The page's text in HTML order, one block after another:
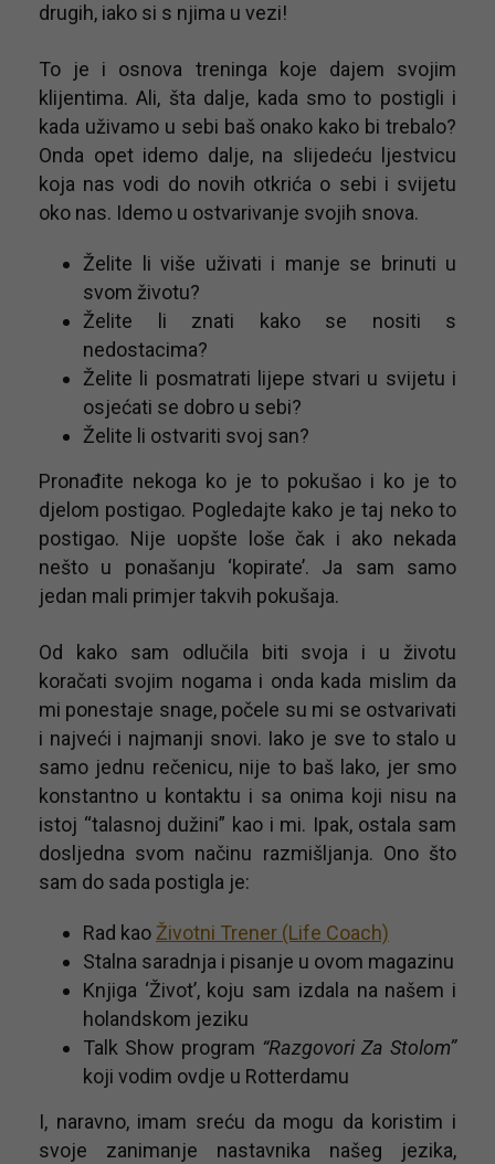
drugih, iako si s njima u vezi!
To je i osnova treninga koje dajem svojim
klijentima. Ali, šta dalje, kada smo to postigli i
kada uživamo u sebi baš onako kako bi trebalo?
Onda opet idemo dalje, na slijedeću ljestvicu
koja nas vodi do novih otkrića o sebi i svijetu
oko nas. Idemo u ostvarivanje svojih snova.
Želite li više uživati ​​i manje se brinuti u
svom životu?
Želite li znati kako se nositi s
nedostacima?
Želite li posmatrati lijepe stvari u svijetu i
osjećati se dobro u sebi?
Želite li ostvariti svoj san?
Pronađite nekoga ko je to pokušao i ko je to
djelom postigao. Pogledajte kako je taj neko to
postigao. Nije uopšte loše čak i ako nekada
nešto u ponašanju ‘kopirate’. Ja sam samo
jedan mali primjer takvih pokušaja.
Od kako sam odlučila biti svoja i u životu
koračati svojim nogama i onda kada mislim da
mi ponestaje snage, počele su mi se ostvarivati
i najveći i najmanji snovi. Iako je sve to stalo u
samo jednu rečenicu, nije to baš lako, jer smo
konstantno u kontaktu i sa onima koji nisu na
istoj “talasnoj dužini” kao i mi. Ipak, ostala sam
dosljedna svom načinu razmišljanja. Ono što
sam do sada postigla je:
Rad kao Životni Trener (Life Coach)
Stalna saradnja i pisanje u ovom magazinu
Knjiga ‘Život’, koju sam izdala na našem i
holandskom jeziku
Talk Show program “Razgovori Za Stolom”
koji vodim ovdje u Rotterdamu
I, naravno, imam sreću da mogu da koristim i
svoje zanimanje nastavnika našeg jezika,